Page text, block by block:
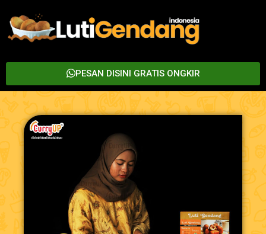
PESAN DISINI GRATIS ONGKIR